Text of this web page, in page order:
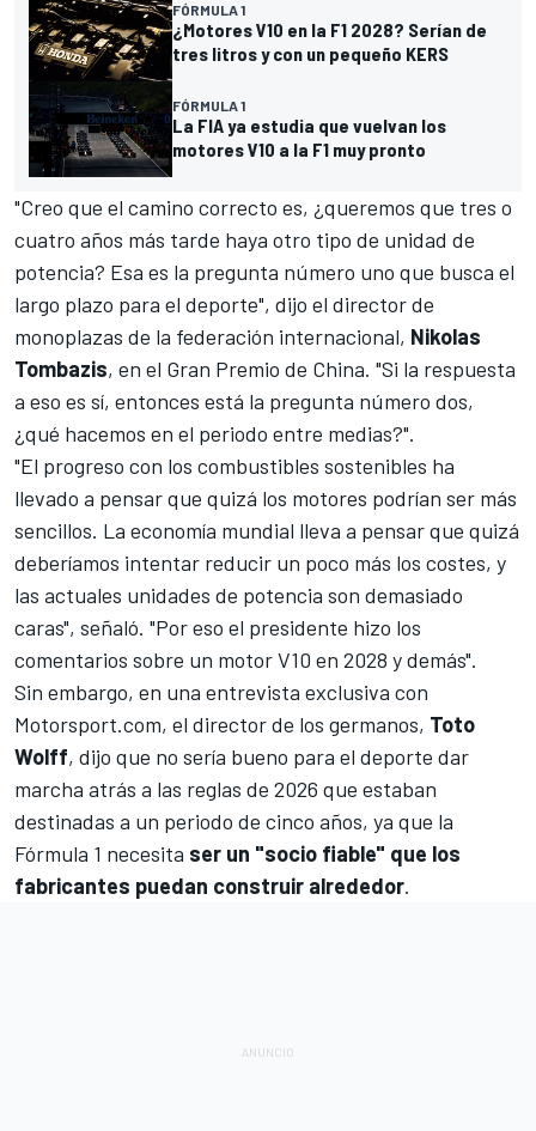
FÓRMULA 1
¿Motores V10 en la F1 2028? Serían de
tres litros y con un pequeño KERS
FÓRMULA 1
La FIA ya estudia que vuelvan los
motores V10 a la F1 muy pronto
"Creo que el camino correcto es, ¿queremos que tres o
cuatro años más tarde haya otro tipo de unidad de
potencia? Esa es la pregunta número uno que busca el
largo plazo para el deporte", dijo el director de
monoplazas de la federación internacional, Nikolas
Tombazis, en el Gran Premio de China. "Si la respuesta
a eso es sí, entonces está la pregunta número dos,
¿qué hacemos en el periodo entre medias?".
"El progreso con los combustibles sostenibles ha
llevado a pensar que quizá los motores podrían ser más
sencillos. La economía mundial lleva a pensar que quizá
deberíamos intentar reducir un poco más los costes, y
las actuales unidades de potencia son demasiado
caras", señaló. "Por eso el presidente hizo los
comentarios sobre un motor V10 en 2028 y demás".
Sin embargo, en una entrevista exclusiva con
Motorsport.com, el director de los germanos, Toto
Wolff, dijo que no sería bueno para el deporte dar
marcha atrás a las reglas de 2026 que estaban
destinadas a un periodo de cinco años, ya que la
Fórmula 1 necesita ser un "socio fiable" que los
fabricantes puedan construir alrededor.